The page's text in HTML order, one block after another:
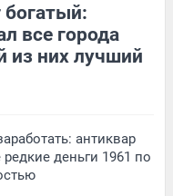
все города
из них лучший
антиквар
деньги 1961 по